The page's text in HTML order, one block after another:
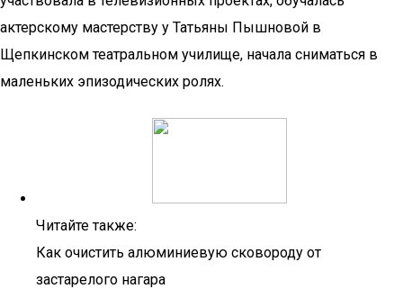
актерскому мастерству у Татьяны Пышновой в
Щепкинском театральном училище, начала сниматься в
маленьких эпизодических ролях.
Читайте также:
Как очистить алюминиевую сковороду от
застарелого нагара